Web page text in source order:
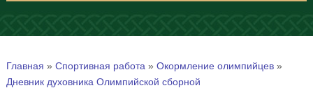
Вы здесь
Главная » Спортивная работа » Окормление олимпийцев»
Дневник духовника Олимпийской сборной